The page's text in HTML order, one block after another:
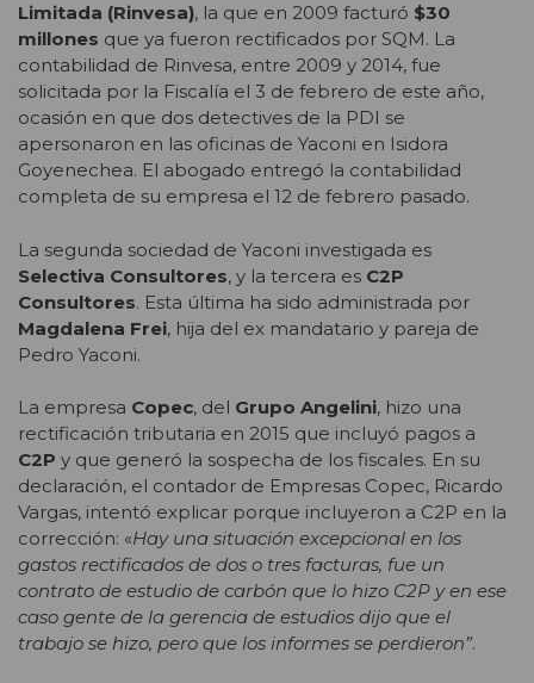
Limitada (Rinvesa), la que en 2009 facturó $30
millones que ya fueron rectificados por SQM. La
contabilidad de Rinvesa, entre 2009 y 2014, fue
solicitada por la Fiscalía el 3 de febrero de este año,
ocasión en que dos detectives de la PDI se
apersonaron en las oficinas de Yaconi en Isidora
Goyenechea. El abogado entregó la contabilidad
completa de su empresa el 12 de febrero pasado.
La segunda sociedad de Yaconi investigada es
Selectiva Consultores, y la tercera es C2P
Consultores. Esta última ha sido administrada por
Magdalena Frei, hija del ex mandatario y pareja de
Pedro Yaconi.
La empresa Copec, del Grupo Angelini, hizo una
rectificación tributaria en 2015 que incluyó pagos a
C2P y que generó la sospecha de los fiscales. En su
declaración, el contador de Empresas Copec, Ricardo
Vargas, intentó explicar porque incluyeron a C2P en la
corrección: «Hay una situación excepcional en los
gastos rectificados de dos o tres facturas, fue un
contrato de estudio de carbón que lo hizo C2P y en ese
caso gente de la gerencia de estudios dijo que el
trabajo se hizo, pero que los informes se perdieron”.